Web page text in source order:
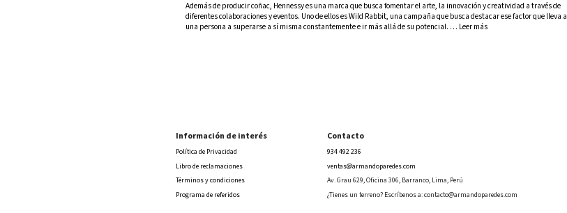
Además de producir coñac, Hennessy es una marca que busca fomentar el arte, la innovación y creatividad a través de
diferentes colaboraciones y eventos. Uno de ellos es Wild Rabbit, una campaña que busca destacar ese factor que lleva a
una persona a superarse a sí misma constantemente e ir más allá de su potencial. … Leer más
Información de interés
Política de Privacidad
Libro de reclamaciones
Términos y condiciones
Programa de referidos
Contacto
934 492 236
ventas@armandoparedes.com
Av. Grau 629, Oficina 306, Barranco, Lima, Perú
¿Tienes un terreno? Escríbenos a:contacto@armandoparedes.com